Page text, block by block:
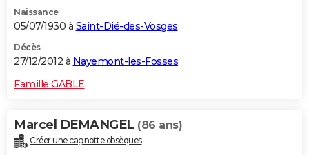
Naissance
05/07/1930 à Saint-Dié-des-Vosges
Décès
27/12/2012 à Nayemont-les-Fosses
Famille GABLE
Marcel DEMANGEL (86 ans)
Créer une cagnotte obsèques